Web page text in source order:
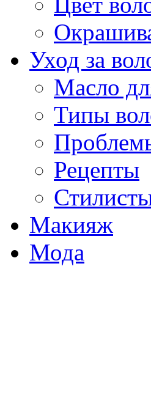
Уход за
Масло
Типы
Рецепты
Макияж
Мода